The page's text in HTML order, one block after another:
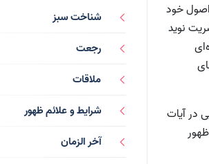
اصول خود
نوید
در آيات
بشر ظهور
شناخت سبز
رجعت
ملاقات
شرایط و علائم ظهور
آخر الزمان